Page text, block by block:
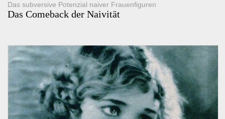
Das subversive Potenzial naiver Frauenfiguren
Das Comeback der Naivität